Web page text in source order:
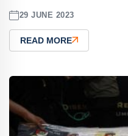
29 JUNE 2023
READ MORE